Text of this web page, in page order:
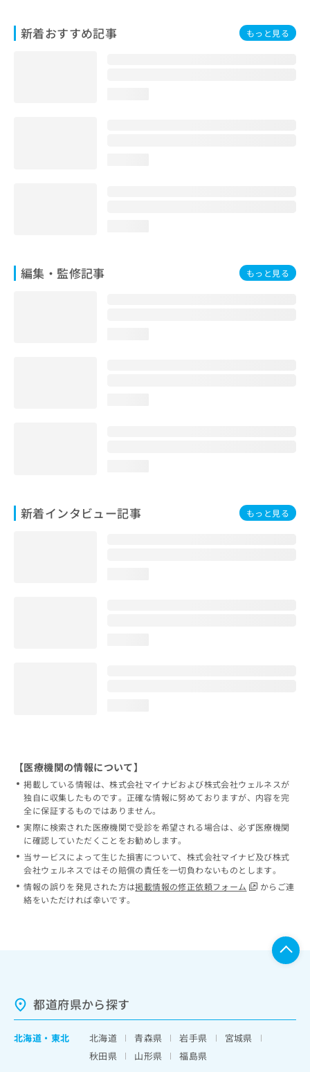
新着おすすめ記事 もっと見る
編集・監修記事 もっと見る
新着インタビュー記事 もっと見る
い
【医療機関の情報について】
掲載している情報は、株式会社マイナビおよび株式会社ウェルネスが
独自に収集したものです。正確な情報に努めておりますが、内容を完
全に保証するものではありません。
実際に検索された医療機関で受診を希望される場合は、必ず医療機関
に確認していただくことをお勧めします。
当サービスによって生じた損害について、株式会社マイナビ及び株式
会社ウェルネスではその賠償の責任を一切負わないものとします。
情報の誤りを発見された方は掲載情報の修正依頼フォーム
からご連
絡をいただければ幸いです。
都道府県から探す
北海道 ・ 東北 北海道 青森県 岩手県
宮城県
秋田県
山形県
福島県